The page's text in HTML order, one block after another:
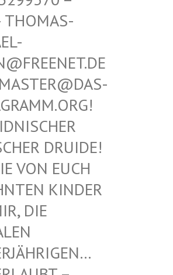
MICHAE
– WEBM
PENTAG
ALTHEI
KELTIS
NUR D
ERWÄHN
VON MI
SIND E